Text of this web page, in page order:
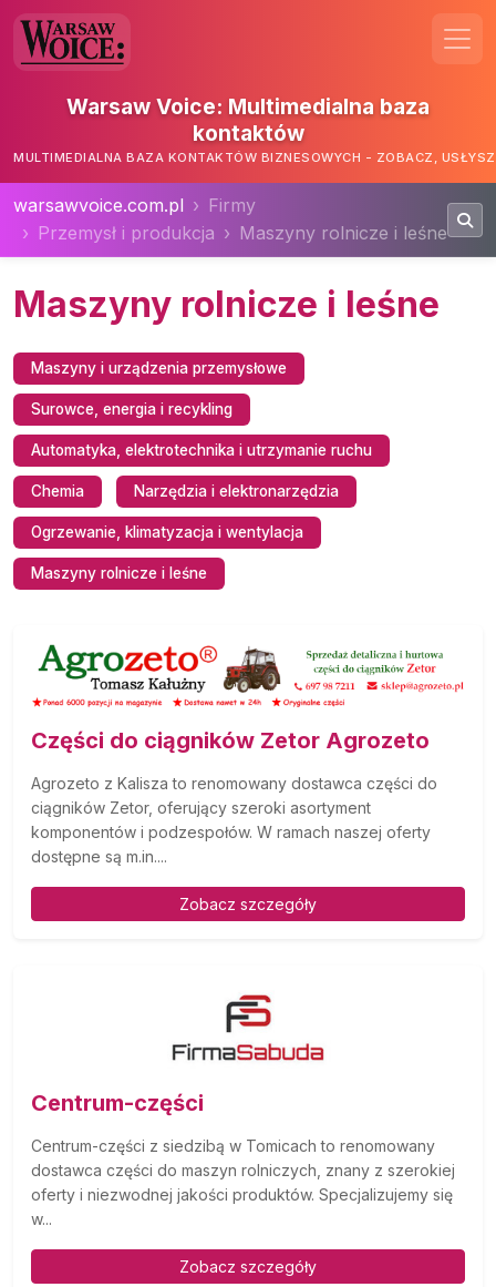
Warsaw Voice: Multimedialna baza
kontaktów
MULTIMEDIALNA BAZA KONTAKTÓW BIZNESOWYCH - ZOBACZ,
warsawvoice.com.pl
Firmy
Przemysł i produkcja
Maszyny rolnicze i leśne
Maszyny rolnicze i leśne
Maszyny i urządzenia przemysłowe
Surowce, energia i recykling
Automatyka, elektrotechnika i utrzymanie ruchu
Chemia Narzędzia i elektronarzędzia
Ogrzewanie, klimatyzacja i wentylacja
Maszyny rolnicze i leśne
Części do ciągników Zetor Agrozeto
Agrozeto z Kalisza to renomowany dostawca części do
ciągników Zetor, oferujący szeroki asortyment
komponentów i podzespołów. W ramach naszej oferty
dostępne są m.in....
Zobacz szczegóły
Centrum-części
Centrum-części z siedzibą w Tomicach to renomowany
dostawca części do maszyn rolniczych, znany z szerokiej
oferty i niezwodnej jakości produktów. Specjalizujemy się
w...
Zobacz szczegóły